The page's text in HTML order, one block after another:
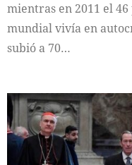
mientras en 2011 el
mundial vivía en
subió a 70…